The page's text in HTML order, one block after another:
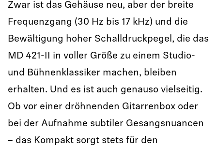
Zwar ist das Gehäuse neu, aber der breite
Frequenzgang (30 Hz bis 17 kHz) und die
Bewältigung hoher Schalldruckpegel, die das
MD 421-II in voller Größe zu einem Studio-
und Bühnenklassiker machen, bleiben
erhalten. Und es ist auch genauso vielseitig.
Ob vor einer dröhnenden Gitarrenbox oder
bei der Aufnahme subtiler Gesangsnuancen
– das Kompakt sorgt stets für den